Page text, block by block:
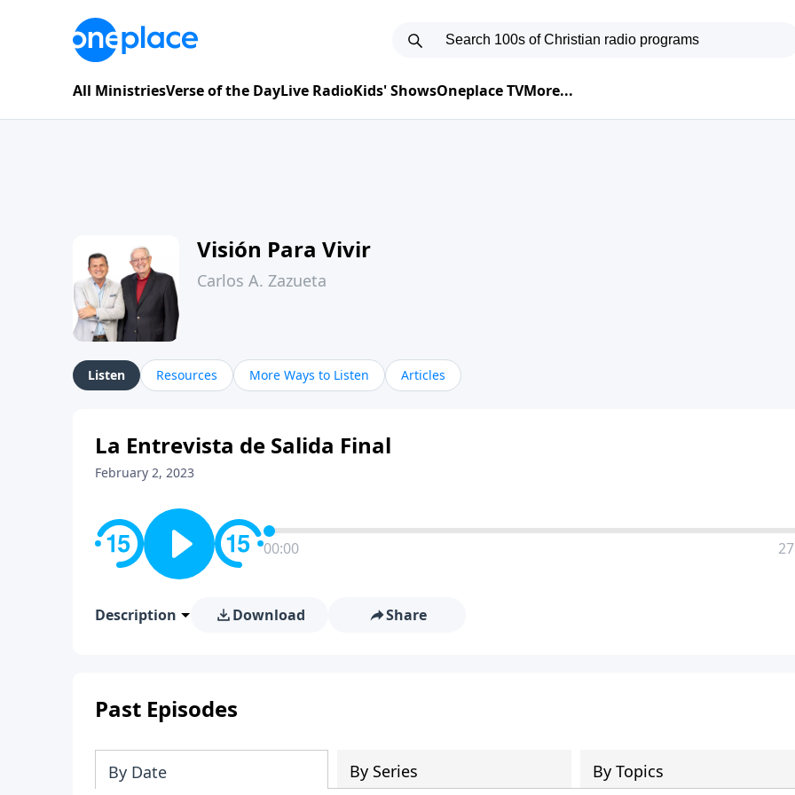
All MinistriesVerse of the DayLive RadioKids' ShowsOneplace TVMore...
Visión Para Vivir
Carlos A. Zazueta
Listen Resources More Ways to Listen Articles
La Entrevista de Salida Final
February 2, 2023
00:00
Description Download Share
Past Episodes
By Date By Series By Topics